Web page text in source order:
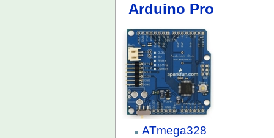
Arduino Pro
ATmega328